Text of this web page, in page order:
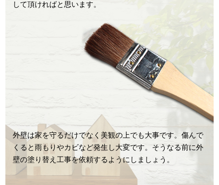
して頂ければと思います。
外壁は家を守るだけでなく美観の上でも大事です。傷んで
くると雨もりやカビなど発生し大変です。そうなる前に外
壁の塗り替え工事を依頼するようにしましょう。